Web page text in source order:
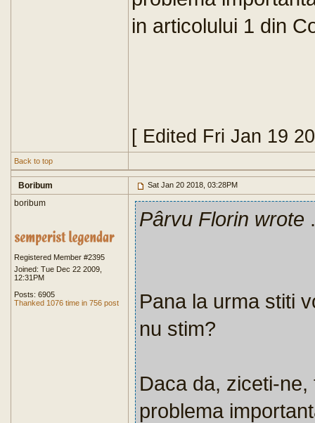
in articolului 1 din
[ Edited Fri Jan 19
Back to top
Boribum Sat Jan 20 2018, 03:28PM
boribum
Registered Member #2395
Joined: Tue Dec 22 2009,
12:31PM
Posts: 6905
Thanked 1076 time in 756 post
Pârvu Florin wrote
Pana la urma stiti
nu stim?
Daca da, ziceti-
problema